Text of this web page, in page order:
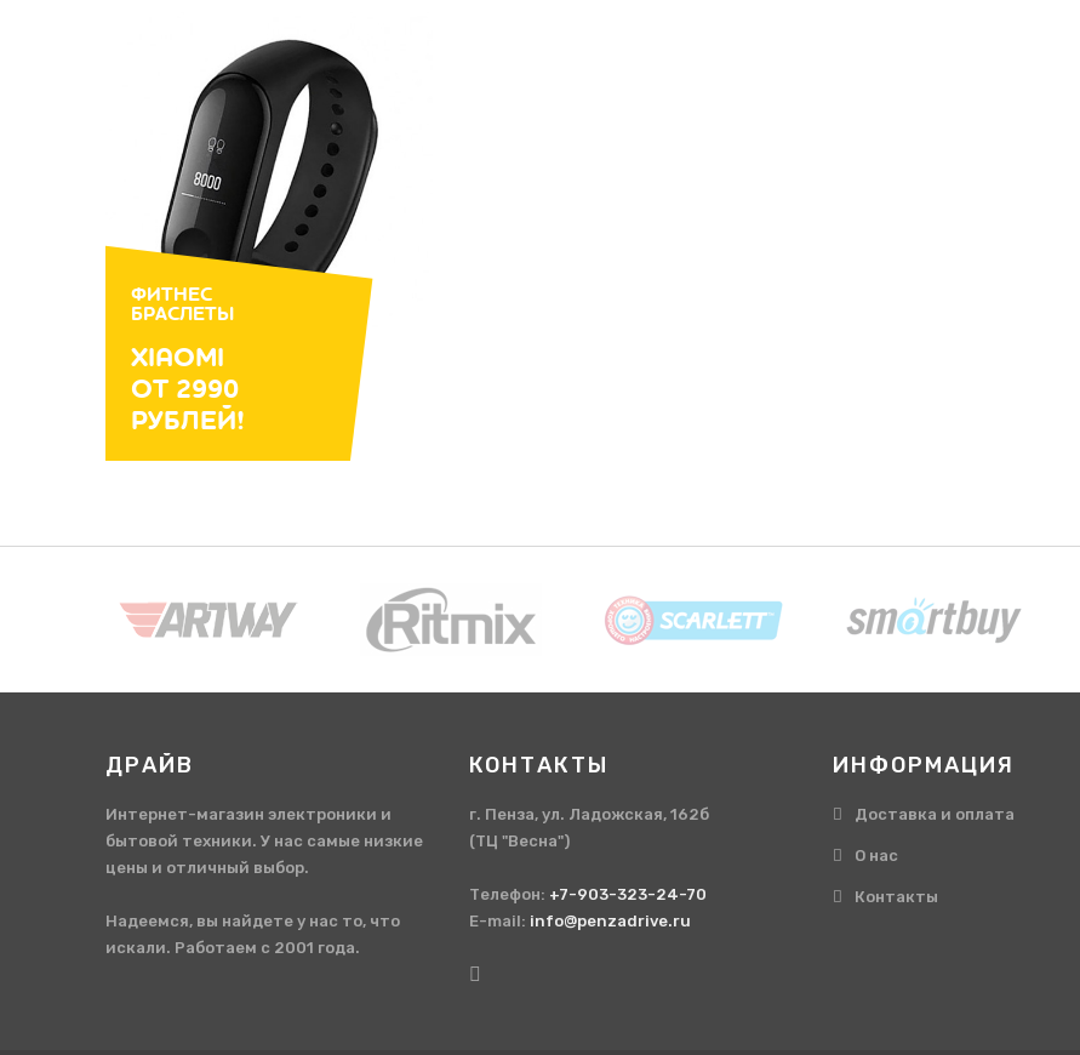
ФИТНЕС
БРАСЛЕТЫ
XIAOMI
ОТ 2990
РУБЛЕЙ!
ДРАЙВ
Интернет-магазин электроники и
бытовой техники. У нас самые низкие
цены и отличный выбор.
Надеемся, вы найдете у нас то, что
искали. Работаем с 2001 года.
КОНТАКТЫ
г. Пенза, ул. Ладожская, 162б
(ТЦ "Весна")
Телефон: +7-903-323-24-70
E-mail: info@penzadrive.ru
ИНФОРМАЦИЯ
Доставка и оплата
О нас
Контакты